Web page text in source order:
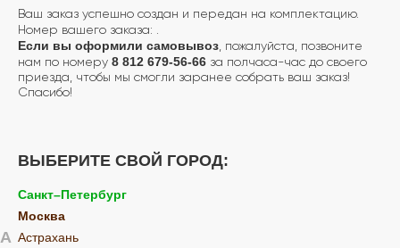
Ваш заказ успешно создан и передан на комплектацию.
Номер вашего заказа:
Если вы оформили самовывоз , пожалуйста, позвоните
нам по номеру 8 812 679-56-66 за полчаса-час до своего
приезда, чтобы мы смогли заранее собрать ваш заказ!
Спасибо!
ВЫБЕРИТЕ СВОЙ ГОРОД:
Санкт–Петербург
Москва
А Астрахань